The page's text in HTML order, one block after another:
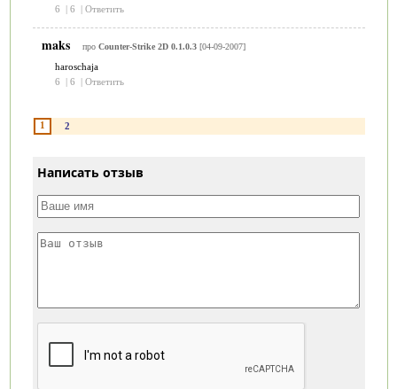
6
| 6 | Ответить
maks про Counter-Strike 2D 0.1.0.3[04-09-2007]
haroschaja
6
| 6 | Ответить
1 2
Написать отзыв